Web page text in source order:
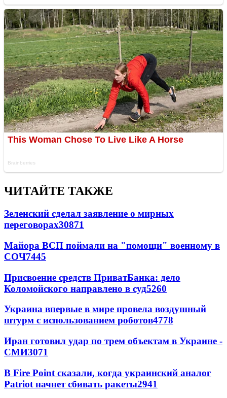
ЧИТАЙТЕ ТАКЖЕ
Зеленский сделал заявление о мирных
переговорах30871
Майора ВСП поймали на "помощи" военному в
СОЧ7445
Присвоение средств ПриватБанка: дело
Коломойского направлено в суд5260
Украина впервые в мире провела воздушный
штурм с использованием роботов4778
Иран готовил удар по трем объектам в Украине -
СМИ3071
В Fire Point сказали, когда украинский аналог
Patriot начнет сбивать ракеты2941